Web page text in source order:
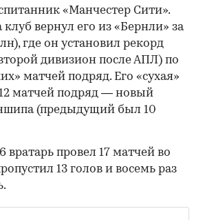
00:00
«Манчестер Сити».
вернул его из «Бернли» за
где он установил рекорд
дивизион после АПЛ) по
матчей подряд. Его «сухая»
матчей подряд — новый
(предыдущий был 10
вратарь провел 17 матчей во
13 голов и восемь раз